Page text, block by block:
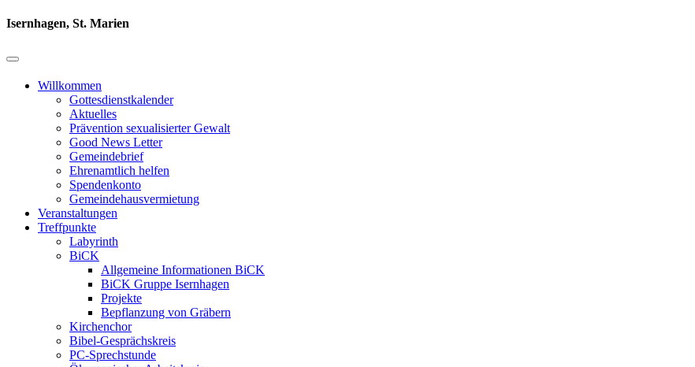
Isernhagen, St. Marien
Willkommen
Gottesdienstkalender
Aktuelles
Prävention sexualisierter Gewalt
Good News Letter
Gemeindebrief
Ehrenamtlich helfen
Spendenkonto
Gemeindehausvermietung
Veranstaltungen
Treffpunkte
Labyrinth
BiCK
Allgemeine Informationen BiCK
BiCK Gruppe Isernhagen
Projekte
Bepflanzung von Gräbern
Kirchenchor
Bibel-Gesprächskreis
PC-Sprechstunde